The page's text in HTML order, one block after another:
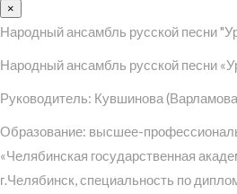
×
Народный ансамбль русской песни
Народный ансамбль русской песни
Руководитель: Кувшинова
Образование: высшее-
«Челябинская государственная
г.Челябинск, специальность по